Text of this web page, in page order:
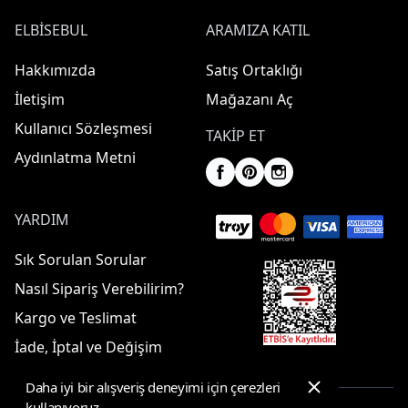
ELBISEBUL
Hakkımızda
İletişim
Kullanıcı Sözleşmesi
Aydınlatma Metni
ARAMIZA KATIL
Satış Ortaklığı
Mağazanı Aç
TAKIP ET
YARDIM
Sık Sorulan Sorular
Nasıl Sipariş Verebilirim?
Kargo ve Teslimat
İade, İptal ve Değişim
Daha iyi bir alışveriş deneyimi için çerezleri